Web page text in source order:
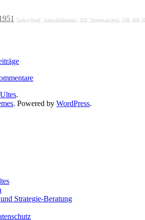
"Ludwig Knoll" "Lunas Delikatessen" 1978 "Weingut am Stein" 1788 1606
.
. Powered by WordPress.
Strategie-Beratung